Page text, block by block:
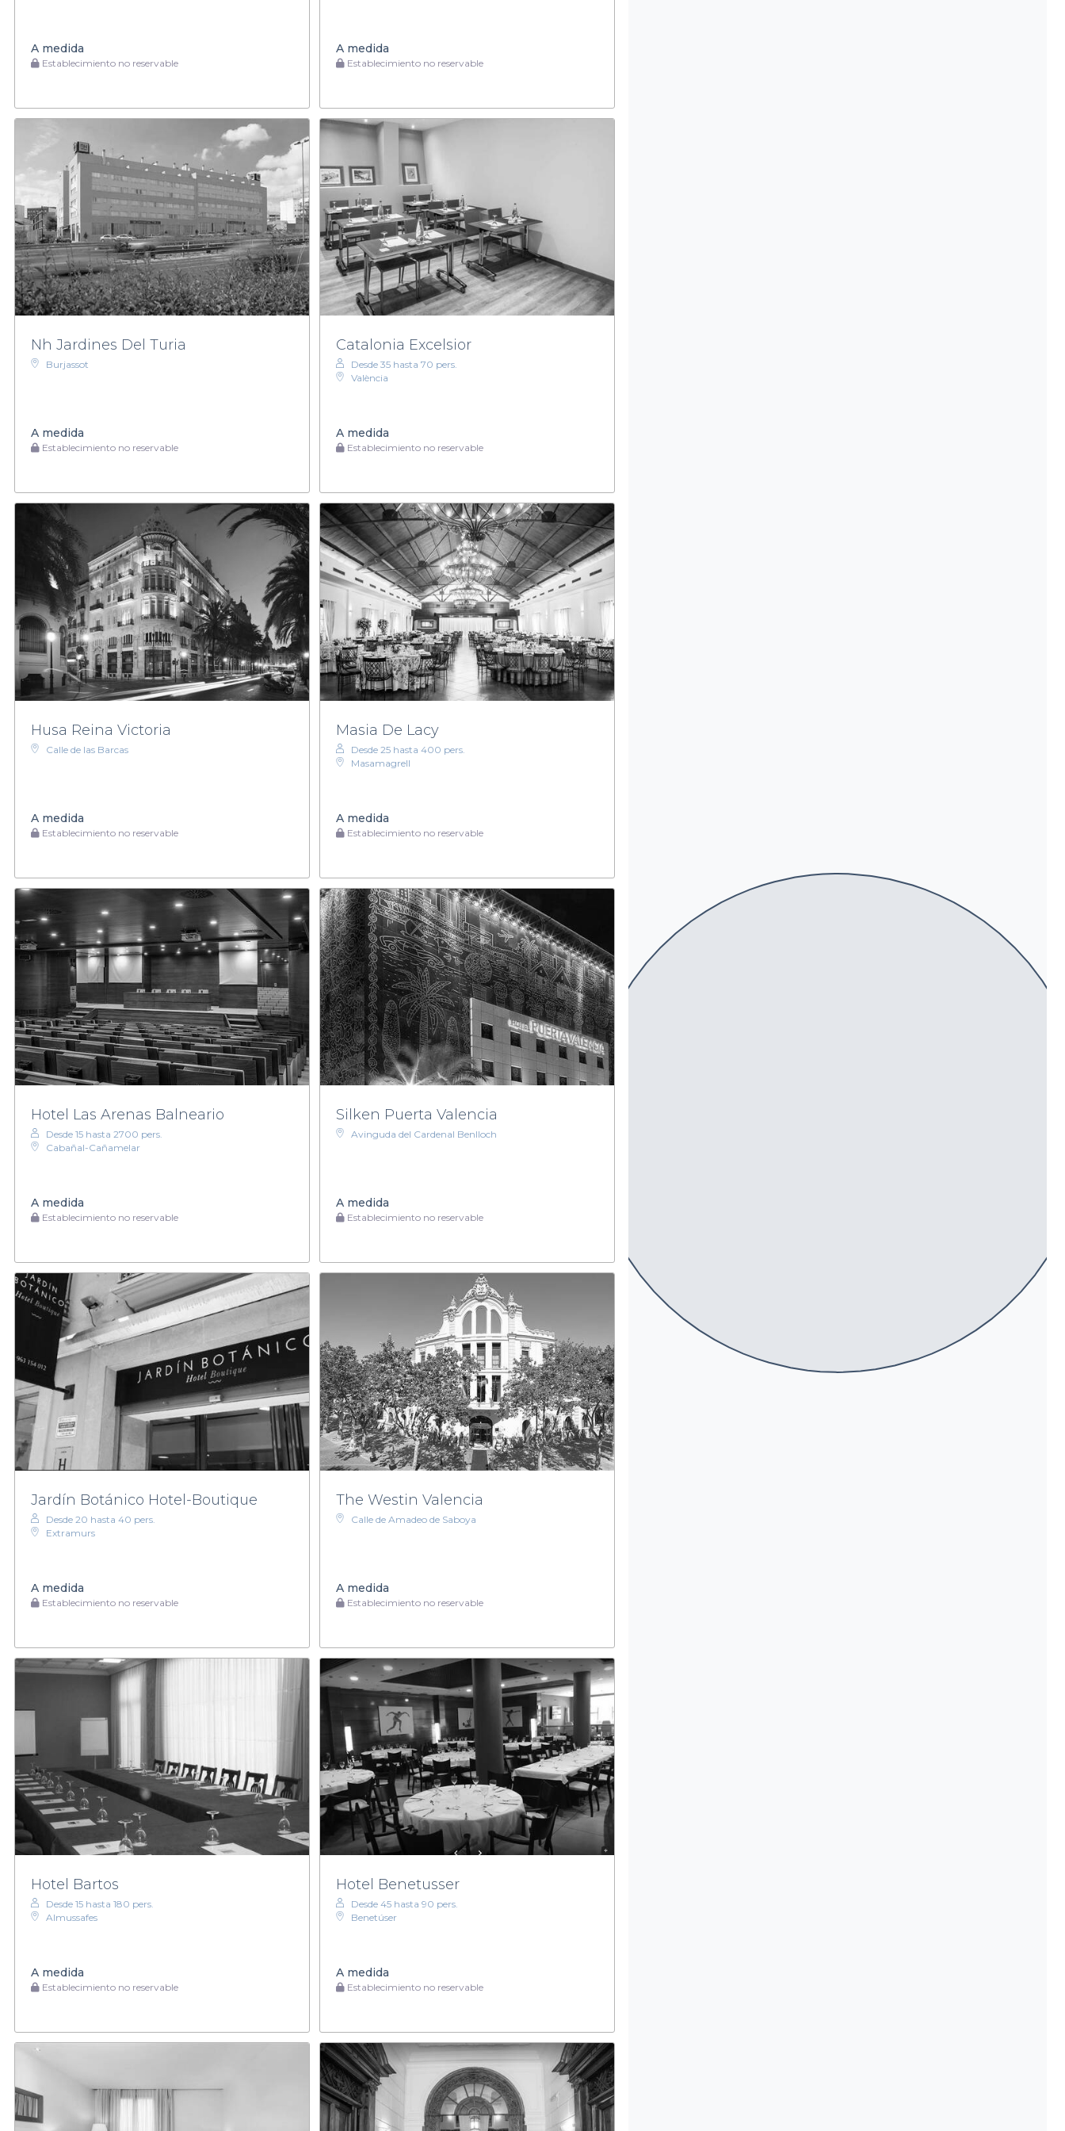
A medida
Establecimiento no reservable
A medida
Establecimiento no reservable
Nh Jardines Del Turia
Burjassot
A medida
Establecimiento no reservable
Catalonia Excelsior
Desde 35 hasta 70 pers.
València
A medida
Establecimiento no reservable
Husa Reina Victoria
Calle de las Barcas
A medida
Establecimiento no reservable
Masia De Lacy
Desde 25 hasta 400 pers.
Masamagrell
A medida
Establecimiento no reservable
Hotel Las Arenas Balneario
Desde 15 hasta 2700 pers.
Cabañal-Cañamelar
A medida
Establecimiento no reservable
Silken Puerta Valencia
Avinguda del Cardenal Benlloch
A medida
Establecimiento no reservable
Jardín Botánico Hotel-Boutique
Desde 20 hasta 40 pers.
Extramurs
A medida
Establecimiento no reservable
The Westin Valencia
Calle de Amadeo de Saboya
A medida
Establecimiento no reservable
Hotel Bartos
Desde 15 hasta 180 pers.
Almussafes
A medida
Establecimiento no reservable
Hotel Benetusser
Desde 45 hasta 90 pers.
Benetúser
A medida
Establecimiento no reservable